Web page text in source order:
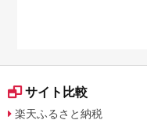
サイト比較
楽天ふるさと納税